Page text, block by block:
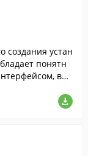
создания устан
понятн
выс
USB-носителе